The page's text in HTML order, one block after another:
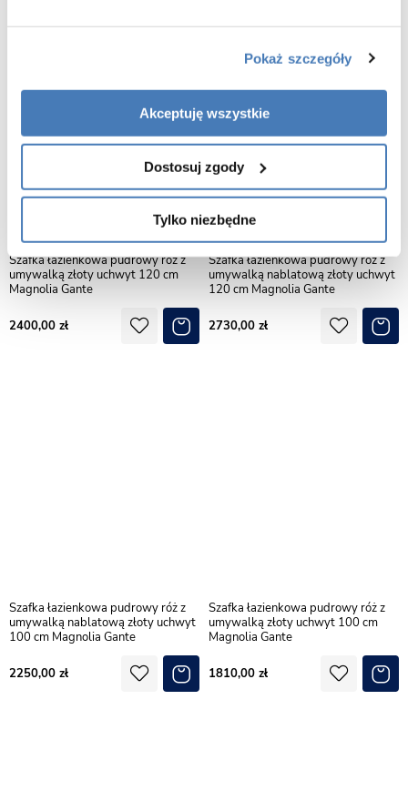
Pokaż szczegóły
Akceptuję wszystkie
Dostosuj zgody
Tylko niezbędne
Szafka łazienkowa pudrowy róż z
umywalką złoty uchwyt 120 cm
Magnolia Gante
2400,00
Szafka łazienkowa pudrowy róż z
umywalką nablatową złoty uchwyt
120 cm Magnolia Gante
2730,00
Szafka łazienkowa pudrowy róż z
umywalką nablatową złoty uchwyt
100 cm Magnolia Gante
2250,00
Szafka łazienkowa pudrowy róż z
umywalką złoty uchwyt 100 cm
Magnolia Gante
1810,00